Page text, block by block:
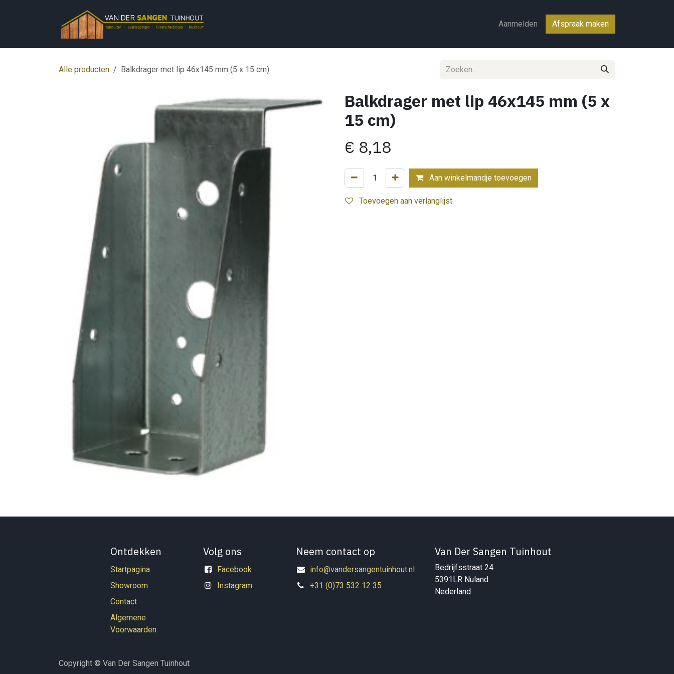
Aanmelden Afspraak maken
Alle producten Balkdrager met lip 46x145 mm (5 x 15 cm)
Balkdrager met lip 46x145 mm (5 x
15 cm)
€ 8,18
Aan winkelmandje toevoegen
Toevoegen aan verlanglijst
Ontdekken
Startpagina
Showroom
Contact
Algemene
Voorwaarden
Volg ons
Facebook
Instagram
Neem contact op
info@vandersangentuinhout.nl
+31 (0)73 532 12 35
Van Der Sangen Tuinhout
Bedrijfsstraat 24
5391LR Nuland
Nederland
Copyright © Van Der Sangen Tuinhout